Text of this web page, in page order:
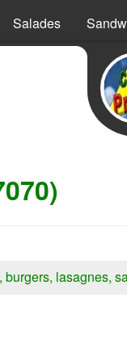
Salades
lasagnes,